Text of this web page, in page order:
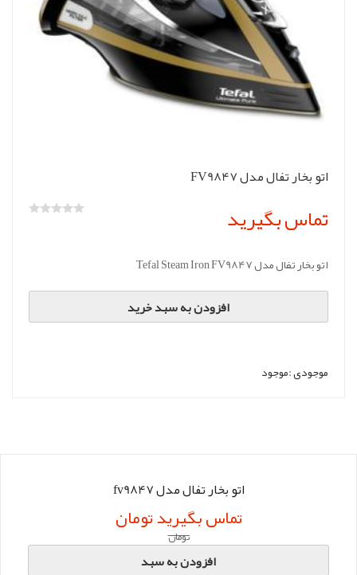
اتو بخار تفال مدل FV9847
تماس بگیرید
اتو بخار تفال مدل Tefal Steam Iron FV9847
افزودن به سبد خرید
موجودی :موجود
اتو بخار تفال مدل fv9847
تماس بگیرید تومان
تومان
افزودن به سبد